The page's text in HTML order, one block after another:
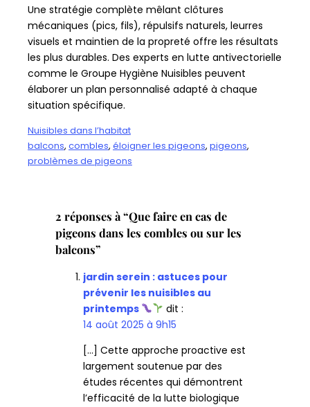
Une stratégie complète mêlant clôtures
mécaniques (pics, fils), répulsifs naturels, leurres
visuels et maintien de la propreté offre les résultats
les plus durables. Des experts en lutte antivectorielle
comme le Groupe Hygiène Nuisibles peuvent
élaborer un plan personnalisé adapté à chaque
situation spécifique.
Nuisibles dans l’habitat
balcons, combles, éloigner les pigeons, pigeons
problèmes de pigeons
2 réponses à “Que faire en cas de
pigeons dans les combles ou sur les
balcons”
jardin serein : astuces pour
prévenir les nuisibles au
printemps
dit :
14 août 2025 à 9h15
[…] Cette approche proactive est
largement soutenue par des
études récentes qui démontrent
l’efficacité de la lutte biologique